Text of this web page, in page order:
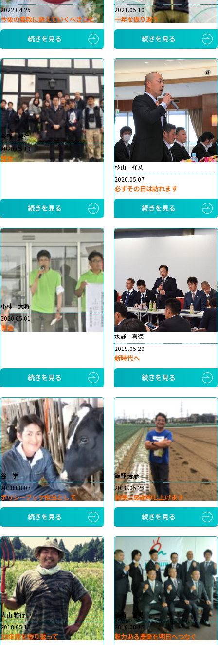
2022.04.25
今後の農政に訴えていくべきこと
続きを見る
2021.05.10
一年を振り返り
続きを見る
今野 邦仁
2020.05.19
盟友
続きを見る
杉山 祥丈
2020.05.07
必ずその日は訪れます
続きを見る
小林 大将
2020.05.01
真価
続きを見る
水野 喜徳
2019.05.20
新時代へ
続きを見る
谷 学
2018.08.07
ポリシーブック担当として
続きを見る
飯野 芳彦
2018.05.28
皆様に感謝申し上げます
続きを見る
大山 雅行
2018.05.15
29年度を振り返って
善積 智晃
2016.08.15
魅力ある農業を明日へつなぐ